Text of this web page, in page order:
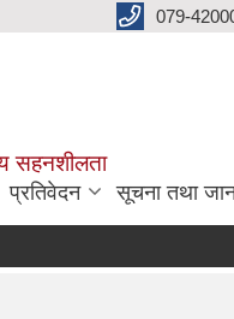
079-
सहनशीलता
प्रतिवेदन सूचना तथा